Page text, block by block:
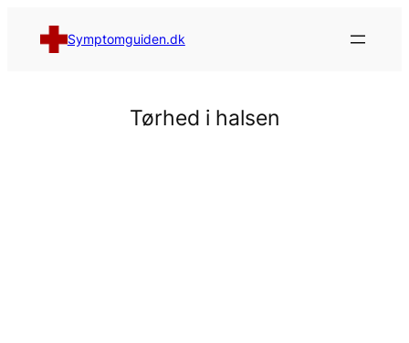
indhold
Symptomguiden.dk
Tørhed i halsen